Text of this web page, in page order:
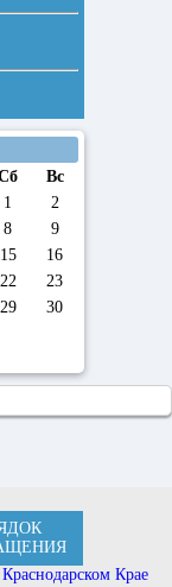
Вс
1
2
8
9
15
16
22
23
29
30